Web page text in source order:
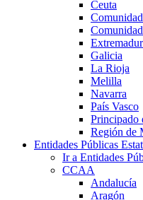
Ceuta
Galicia
La Rioja
Melilla
Navarra
País Vasco
Principado
Región de
Entidades Públicas
Ir a Entidades
CCAA
Andalucía
Aragón